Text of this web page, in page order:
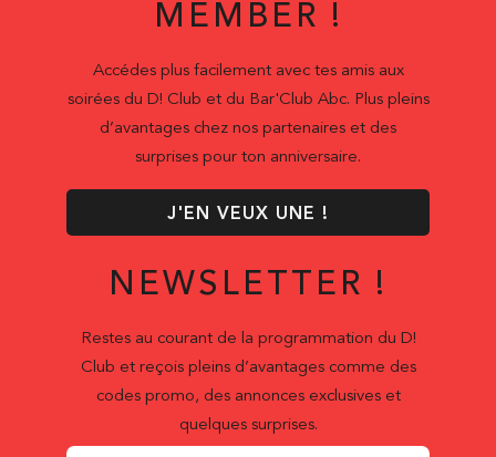
MEMBER !
Accédes plus facilement avec tes amis aux
soirées du D! Club et du Bar'Club Abc. Plus pleins
d’avantages chez nos partenaires et des
surprises pour ton anniversaire.
J'EN VEUX UNE !
NEWSLETTER !
Restes au courant de la programmation du D!
Club et reçois pleins d’avantages comme des
codes promo, des annonces exclusives et
quelques surprises.